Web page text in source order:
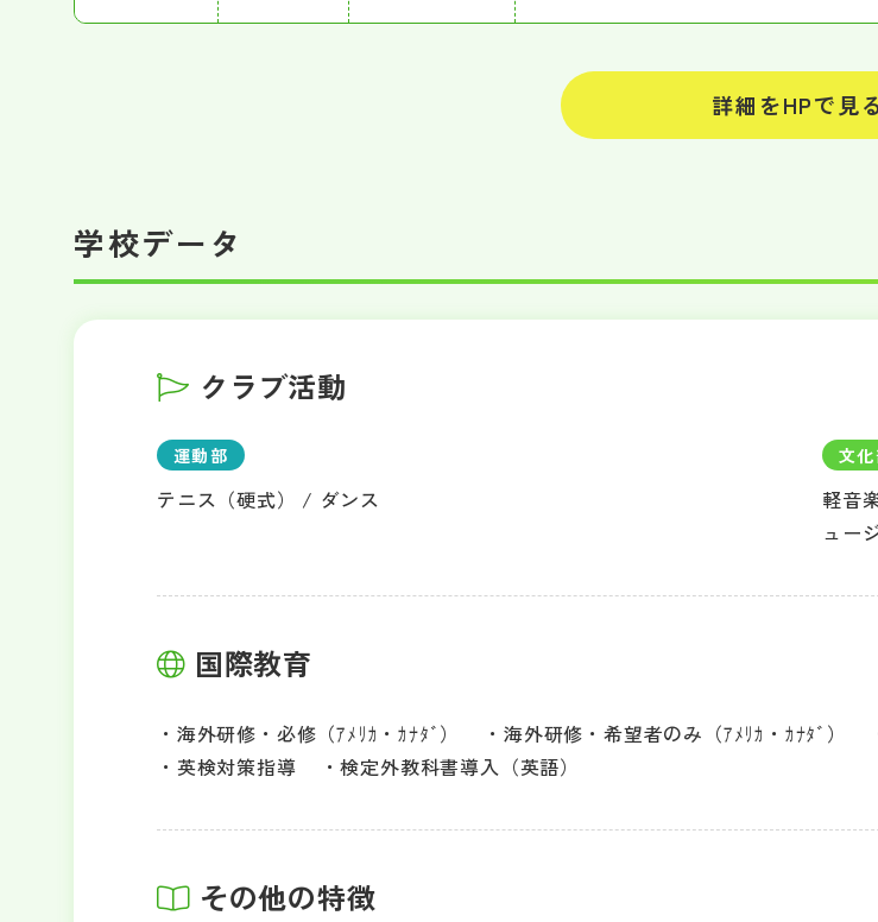
詳細をHPで見る
学校データ
クラブ活動
運動部
テニス（硬式） / ダンス
文
軽音
ュー
国際教育
海外研修・必修（ｱﾒﾘｶ・ｶﾅﾀﾞ） 海外研修・希望者のみ（ｱﾒﾘｶ・ｶﾅﾀﾞ）
英検対策指導
検定外教科書導入（英語）
その他の特徴